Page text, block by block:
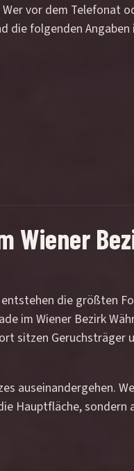
vor dem Telefonat
folgenden Angaben
Wiener
die größten
im Wiener Bezirk
sitzen Geruchsträger
auseinandergehen.
Hauptfläche, sondern